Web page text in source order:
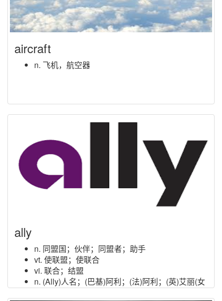
aircraft
n. 飞机，航空器
ally
n. 同盟国；伙伴；同盟者；助手
vt. 使联盟；使联合
vi. 联合；结盟
n. (Ally)人名；(巴基)阿利；(法)阿利；(英)艾丽(女